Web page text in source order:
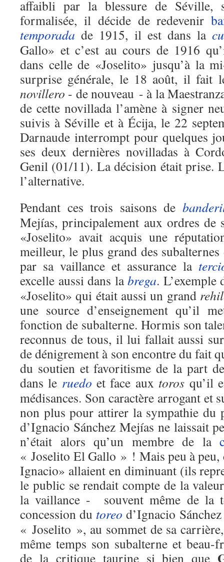
affaibli par la blessure de Séville,
formalisée, il décide de redevenir
temporada de 1915, il est dans la
Gallo» et c’est au cours de 1916
dans celle de «Joselito» jusqu’à la
surprise générale, le 18 août, il fait
novillero - de nouveau - à la
de cette novillada l’amène à signer
suivis à Séville et à Écija, le 22
Darnaude interrompt pour quelques
ses deux dernières novilladas à
Genil (01/11). La décision était prise.
l’alternative.
Pendant ces trois saisons de
Mejías, principalement aux ordres de
«Joselito» avait acquis une
meilleur, le plus grand des
par sa vaillance et assurance la
excelle aussi dans labrega. L’exemple
«Joselito» qui était aussi un grand
une source d’enseignement qu’il
fonction de subalterne. Hormis son
reconnus de tous, il lui fallait aussi
de dénigrement à son encontre du fait
du soutien et favoritisme de la part
dans le ruedo et face aux toros qu’il
médisances. Son caractère arrogant et
non plus pour attirer la sympathie du
d’Ignacio Sánchez Mejías ne laissait
n’était alors qu’un membre de la
« Joselito El Gallo » ! Mais peu à peu,
Ignacio» allaient en diminuant (ils
le public se rendait compte de la
la vaillance - souvent même de la
concession du toreo d’Ignacio
« Joselito », au sommet de sa
même temps son subalterne et beau-
de la critique taurine si bien que